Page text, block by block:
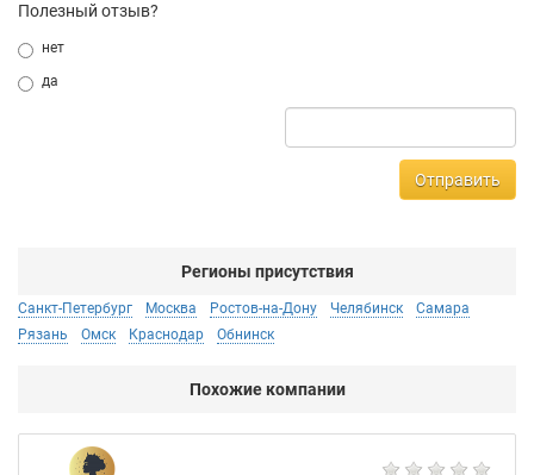
Полезный отзыв?
нет
да
Отправить
Регионы присутствия
Санкт-Петербург Москва Ростов-на-Дону Челябинск
Самара
Рязань
Омск Краснодар Обнинск
Похожие компании